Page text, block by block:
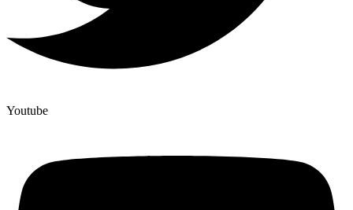
Youtube